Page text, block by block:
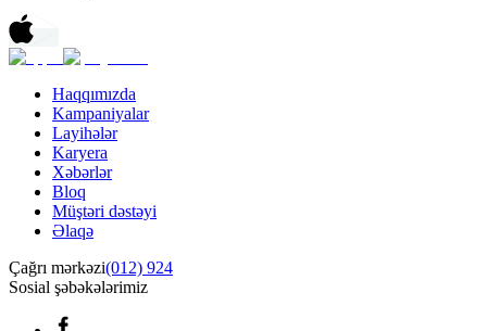
Haqqımızda
Kampaniyalar
Layihələr
Karyera
Xəbərlər
Bloq
Müştəri dəstəyi
Əlaqə
Çağrı mərkəzi(012) 924
Sosial şəbəkələrimiz